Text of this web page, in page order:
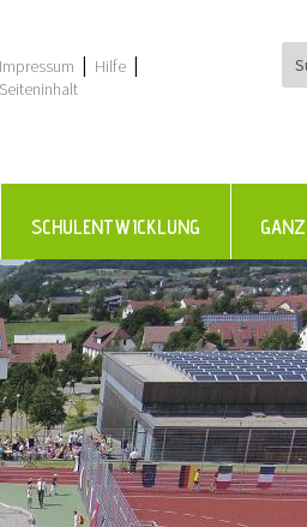
Impressum | Hilfe |
Seiteninhalt
SCHULENTWICKLUNG